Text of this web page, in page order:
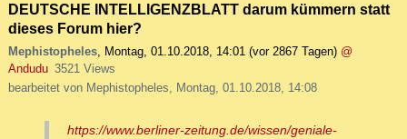
DEUTSCHE INTELLIGENZBLATT darum kümmern statt
dieses Forum hier?
Mephistopheles, Montag, 01.10.2018, 14:01 (vor 2867 Tagen) @
Andudu 3521 Views
bearbeitet von Mephistopheles, Montag, 01.10.2018, 14:08
https://www.berliner-zeitung.de/wissen/geniale-